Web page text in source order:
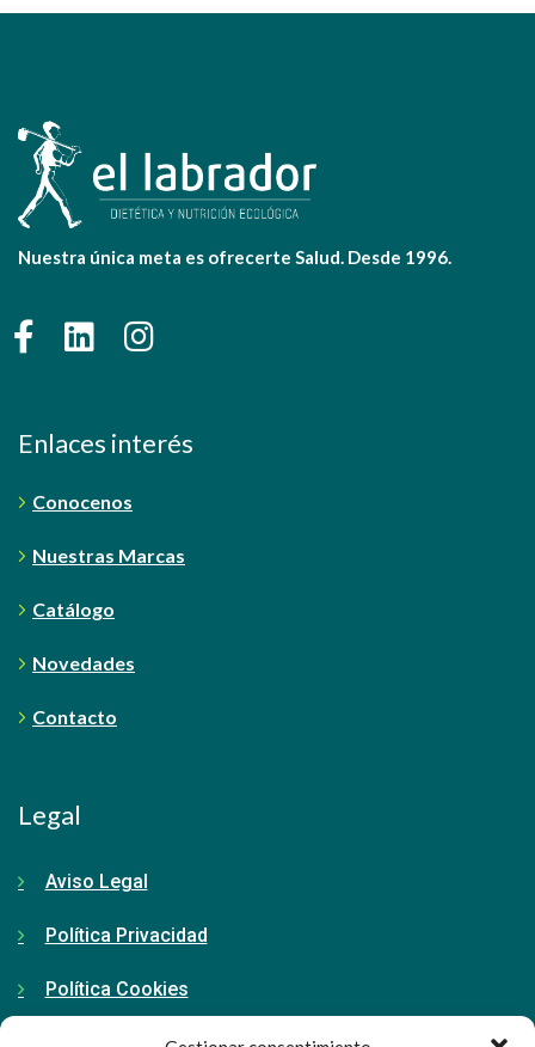
Nuestra única meta es ofrecerte Salud. Desde 1996.
Enlaces interés
Conocenos
Nuestras Marcas
Catálogo
Novedades
Contacto
Legal
Aviso Legal
Política Privacidad
Política Cookies